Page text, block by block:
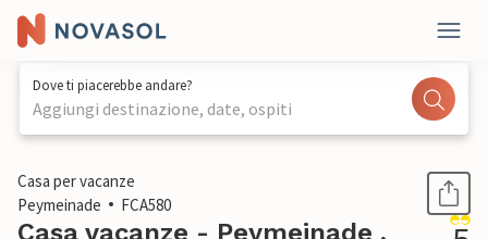
Dove ti piacerebbe andare?
Aggiungi destinazione, date, ospiti
1 / 23
Casa per vacanze
Peymeinade
FCA580
Casa vacanze - Peymeinade ,